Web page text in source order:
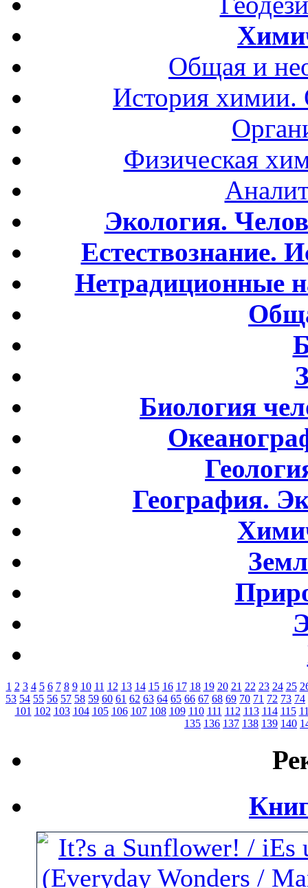
Общая и
История
Физическая
Экология.
Естествознание.
Нетрадиционные
Биология
География.
1 2 3 4 5 6 7 8 9 10 11 12 13 14 15 16 17 18 19 20 21 22 23 24 25
53 54 55 56 57 58 59 60 61 62 63 64 65 66 67 68 69 70 71 72 73 74
101 102 103 104 105 106 107 108 109 110 111 112 113 114 115
135 136 137 138 139 140